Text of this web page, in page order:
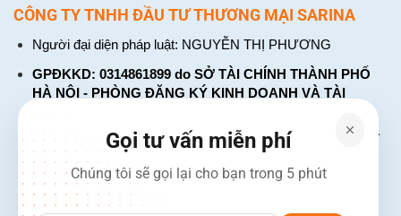
CÔNG TY TNHH ĐẦU TƯ THƯƠNG MẠI SARINA
Người đại diện pháp luật: NGUYỄN THỊ PHƯƠNG
GPĐKKD: 0314861899 do SỞ TÀI CHÍNH THÀNH PHỐ
HÀ NỘI - PHÒNG ĐĂNG KÝ KINH DOANH VÀ TÀI
CHÍNH DOANH NGHIỆP cấp. Đăng ký lần đầu: ngày 26
tháng 01 năm 2018. Đăng ký thay đổi lần thứ: 4, ngày 31
tháng 03 năm 2026
226 Đường Láng, Đống Đa, Hà Nội
137 Đường Hòa Hưng, Phường 12, Quận 10, TP. Hồ Chí
Gọi tư vấn miễn phí
Chúng tôi sẽ gọi lại cho bạn trong 5 phút